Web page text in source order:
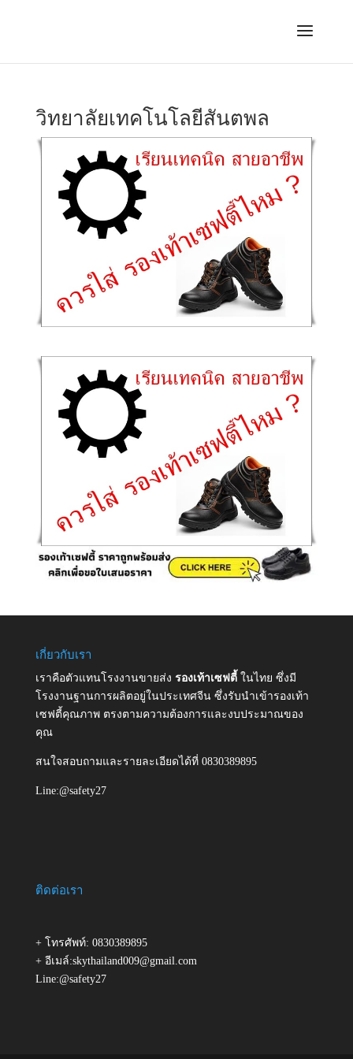
วิทยาลัยเทคโนโลยีสันตพล
เกี่ยวกับเรา
เราคือตัวแทนโรงงานขายส่ง รองเท้าเซฟตี้ ในไทย ซึ่งมี
โรงงานฐานการผลิตอยู่ในประเทศจีน ซึ่งรับนำเข้ารองเท้า
เซฟตี้คุณภาพ ตรงตามความต้องการและงบประมาณของ
คุณ
สนใจสอบถามและรายละเอียดได้ที่ 0830389895
Line:@safety27
ติดต่อเรา
+ โทรศัพท์: 0830389895
+ อีเมล์:skythailand009@gmail.com
Line:@safety27